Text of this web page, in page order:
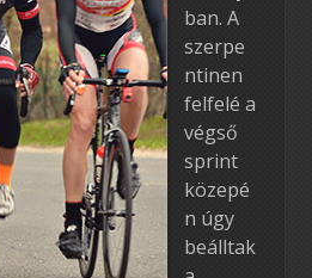
ban. A
szerpe
ntinen
felfelé a
végső
sprint
közepé
n úgy
beálltak